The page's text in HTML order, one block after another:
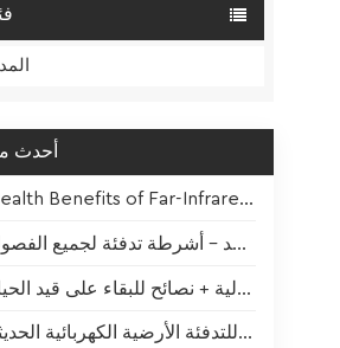
أحدث
Benefits of Far-Infrared Underfloor Heating
أكثر من مجرد مانع للتجمد - أشرطة تدفئة لجميع
تأثير التدفئة الشتوية على النباتات المنزلية + نصائح للبقاء على قيد
سلك تسخين من ألياف الكربون – قلب عالي الأداء للتدفئة الأرضية الكهربائية